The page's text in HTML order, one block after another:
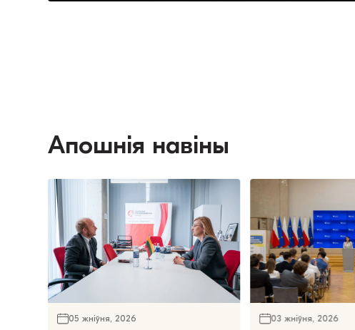
Апошнія навіны
05 жніўня, 2026 03 жніўня, 2026